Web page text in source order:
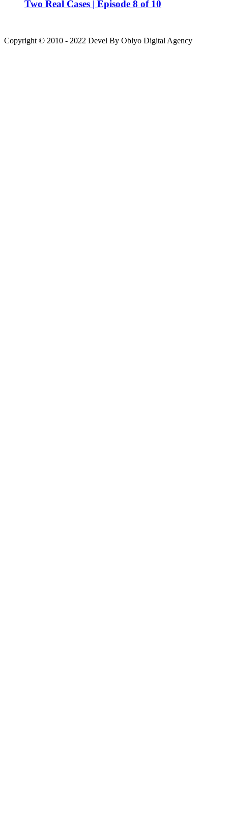
Two Real Cases | Episode 8 of 10
Copyright © 2010 - 2022 Devel By Oblyo Digital Agency